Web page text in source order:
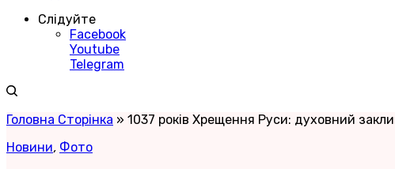
Слідуйте
Facebook
Youtube
Telegram
Головна Сторінка » 1037 років Хрещення Руси: духовний
Новини, Фото